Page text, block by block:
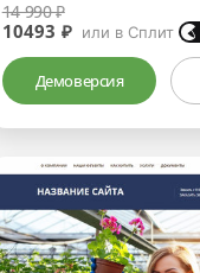
14 990 ₽
10493 ₽ или в Сплит
Демоверсия